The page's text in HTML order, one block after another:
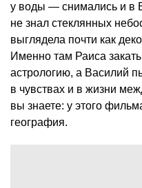
у воды — снимались и в
не знал стеклянных
выглядела почти как
Именно там Раиса
астрологию, а Василий
в чувствах и в жизни
вы знаете: у этого
география.